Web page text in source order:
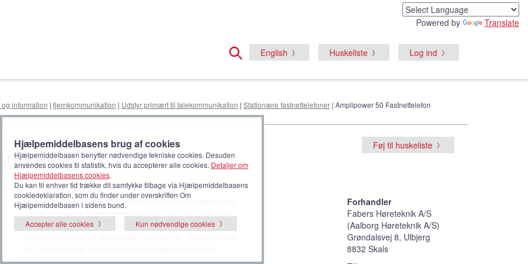
Powered by Translate
English Huskeliste Log ind
information | fjernkommunikation | Udstyr primært til talekommunikation | Stationære fastnettelefoner | Amplipower 50 Fastnettelefon
Føj til huskeliste
AmpliPower 50 er en forstærkertelefon med meget store
taster og ekstra kraftig forstærkning. Den har lydstyrke-
og toneregulering. Telefonen lyser, når den ringer, og du
Forhandler
Fabers Høreteknik A/S
(Aalborg Høreteknik A/S)
Grøndalsvej 8, Ulbjerg
8832 Skals
Hjælpemiddelbasens brug af cookies
Hjælpemiddelbasen benytter nødvendige tekniske cookies. Desuden
anvendes cookies til statistik, hvis du accepterer alle cookies. Detaljer om
Hjælpemiddelbasens cookies.
Du kan til enhver tid trække dit samtykke tilbage via Hjælpemiddelbasens
cookiedeklaration, som du finder under overskriften Om
Hjælpemiddelbasen i sidens bund.
Accepter alle cookies
Kun nødvendige cookies